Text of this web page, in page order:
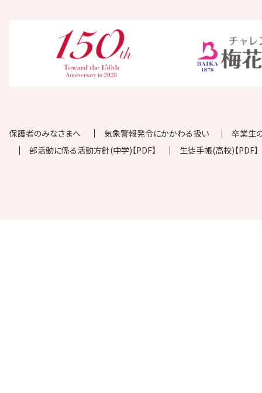
保護者のみなさまへ 気象警報発令にかかわる扱い
卒業生
部活動に係る活動方針(中学)【PDF】
生徒手帳(高校)【PDF】